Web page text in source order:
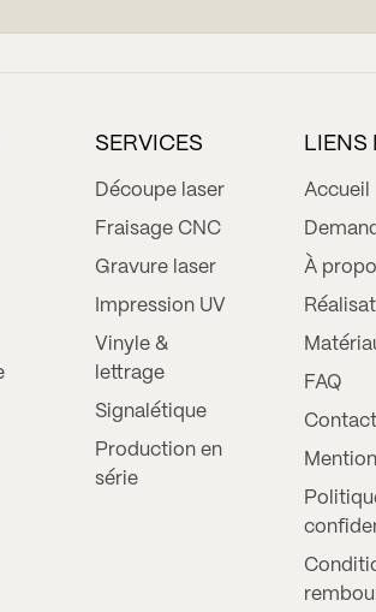
SERVICES
Découpe laser
Fraisage CNC
Gravure laser
Impression UV
Vinyle &
lettrage
Signalétique
Production en
série
LIENS
Accueil
À
FAQ
Contact